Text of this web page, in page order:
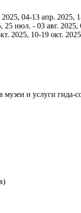
2025, 04-13 апр.
- 03 авг. 2025,
2025, 10-19 окт.
музеи и услуги гида-